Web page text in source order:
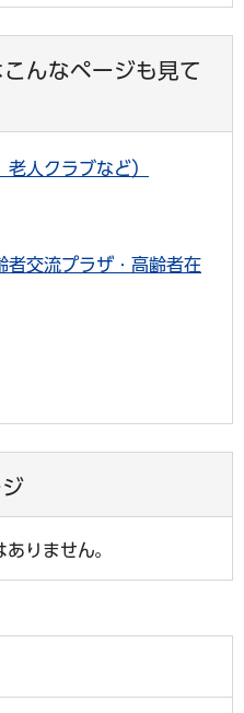
んなページも見て
人クラブなど）
者交流プラザ・高齢者在
りません。